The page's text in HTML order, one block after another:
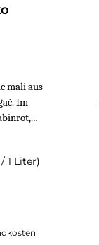
mali aus
Im
1 Liter)